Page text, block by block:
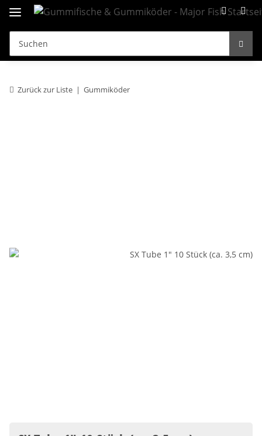
Zurück zur Liste Gummiköder